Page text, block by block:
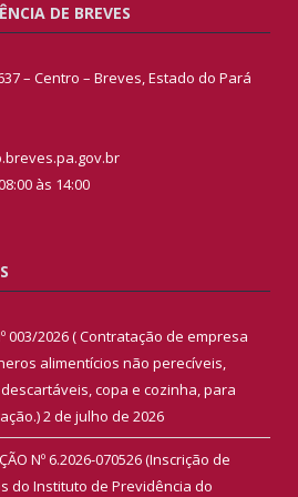
DE BREVES
– Centro – Breves, Estado do Pará
às 14:00
003/2026 ( Contratação de empresa
alimentícios não perecíveis,
copa e cozinha, para
2 de julho de 2026
Nº 6.2026-070526 (Inscrição de
do Instituto de Previdência do